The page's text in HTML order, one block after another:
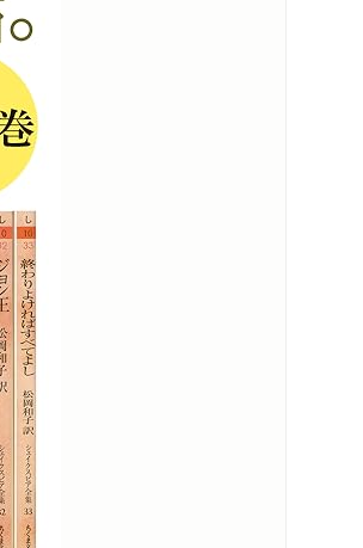
れた本質暴く」
1371回 松岡和子〈翻
ました。